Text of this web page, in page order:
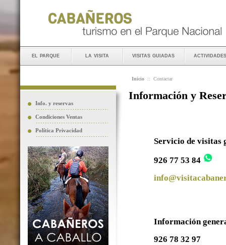
el parque la visita visitas guiadas actividades
Info. y reservas
Condiciones Ventas
Política Privacidad
Inicio :: Contactar
Información y
Servicio de visitas
926 77 53 84
Información
926 78 32 97